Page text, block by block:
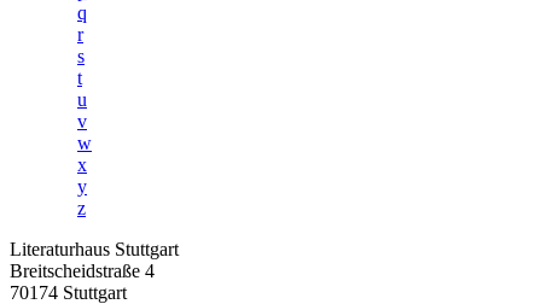
q
r
s
t
u
v
w
x
y
z
Literaturhaus Stuttgart
Breitscheidstraße 4
70174 Stuttgart